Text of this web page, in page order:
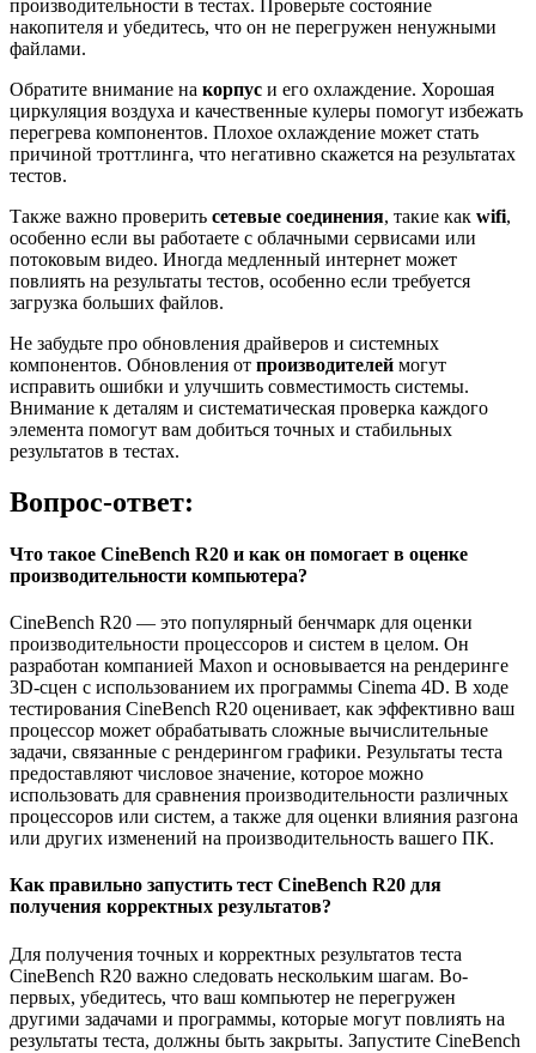
производительности в тестах. Проверьте состояние
накопителя и убедитесь, что он не перегружен ненужными
файлами.
Обратите внимание на корпус и его охлаждение. Хорошая
циркуляция воздуха и качественные кулеры помогут избежать
перегрева компонентов. Плохое охлаждение может стать
причиной троттлинга, что негативно скажется на результатах
тестов.
Также важно проверить сетевые соединения, такие как wifi,
особенно если вы работаете с облачными сервисами или
потоковым видео. Иногда медленный интернет может
повлиять на результаты тестов, особенно если требуется
загрузка больших файлов.
Не забудьте про обновления драйверов и системных
компонентов. Обновления от производителей могут
исправить ошибки и улучшить совместимость системы.
Внимание к деталям и систематическая проверка каждого
элемента помогут вам добиться точных и стабильных
результатов в тестах.
Вопрос-ответ:
Что такое CineBench R20 и как он помогает в оценке
производительности компьютера?
CineBench R20 — это популярный бенчмарк для оценки
производительности процессоров и систем в целом. Он
разработан компанией Maxon и основывается на рендеринге
3D-сцен с использованием их программы Cinema 4D. В ходе
тестирования CineBench R20 оценивает, как эффективно ваш
процессор может обрабатывать сложные вычислительные
задачи, связанные с рендерингом графики. Результаты теста
предоставляют числовое значение, которое можно
использовать для сравнения производительности различных
процессоров или систем, а также для оценки влияния разгона
или других изменений на производительность вашего ПК.
Как правильно запустить тест CineBench R20 для
получения корректных результатов?
Для получения точных и корректных результатов теста
CineBench R20 важно следовать нескольким шагам. Во-
первых, убедитесь, что ваш компьютер не перегружен
другими задачами и программы, которые могут повлиять на
результаты теста, должны быть закрыты. Запустите CineBench